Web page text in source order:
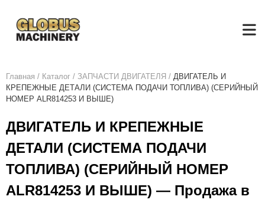
Главная / Каталог / ЗАПЧАСТИ ДВИГАТЕЛЯ / ДВИГАТЕЛЬ И
КРЕПЕЖНЫЕ ДЕТАЛИ (СИСТЕМА ПОДАЧИ ТОПЛИВА) (СЕРИЙНЫЙ
НОМЕР ALR814253 И ВЫШЕ)
ДВИГАТЕЛЬ И КРЕПЕЖНЫЕ
ДЕТАЛИ (СИСТЕМА ПОДАЧИ
ТОПЛИВА) (СЕРИЙНЫЙ НОМЕР
ALR814253 И ВЫШЕ) — Продажа в